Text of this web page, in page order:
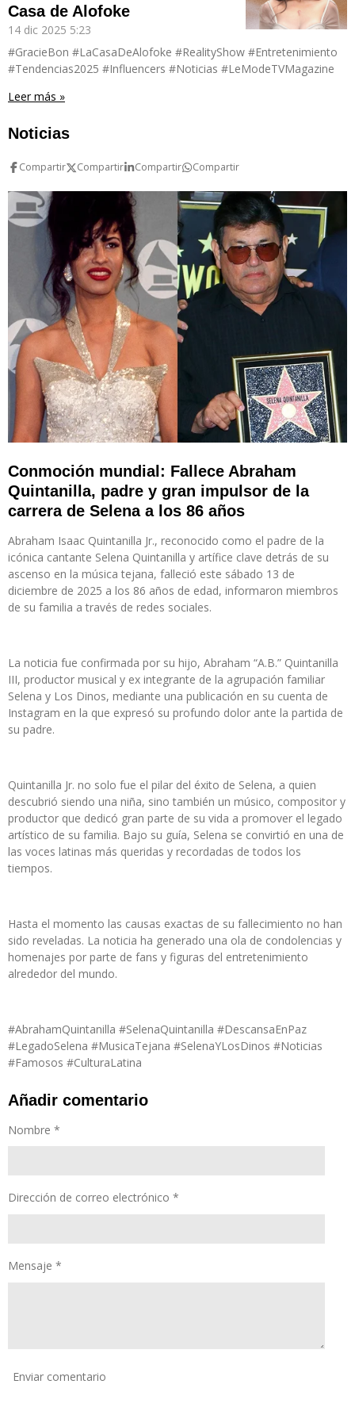
Casa de Alofoke
14 dic 2025 5:23
#GracieBon #LaCasaDeAlofoke #RealityShow #Entretenimiento
#Tendencias2025 #Influencers #Noticias #LeModeTVMagazine
Leer más »
Noticias
Compartir Compartir Compartir Compartir
Conmoción mundial: Fallece Abraham
Quintanilla, padre y gran impulsor de la
carrera de Selena a los 86 años
Abraham Isaac Quintanilla Jr., reconocido como el padre de la
icónica cantante Selena Quintanilla y artífice clave detrás de su
ascenso en la música tejana, falleció este sábado 13 de
diciembre de 2025 a los 86 años de edad, informaron miembros
de su familia a través de redes sociales.
La noticia fue confirmada por su hijo, Abraham “A.B.” Quintanilla
III, productor musical y ex integrante de la agrupación familiar
Selena y Los Dinos, mediante una publicación en su cuenta de
Instagram en la que expresó su profundo dolor ante la partida de
su padre.
Quintanilla Jr. no solo fue el pilar del éxito de Selena, a quien
descubrió siendo una niña, sino también un músico, compositor y
productor que dedicó gran parte de su vida a promover el legado
artístico de su familia. Bajo su guía, Selena se convirtió en una de
las voces latinas más queridas y recordadas de todos los
tiempos.
Hasta el momento las causas exactas de su fallecimiento no han
sido reveladas. La noticia ha generado una ola de condolencias y
homenajes por parte de fans y figuras del entretenimiento
alrededor del mundo.
#AbrahamQuintanilla #SelenaQuintanilla #DescansaEnPaz
#LegadoSelena #MusicaTejana #SelenaYLosDinos #Noticias
#Famosos #CulturaLatina
Añadir comentario
Nombre *
Dirección de correo electrónico *
Mensaje *
Enviar comentario